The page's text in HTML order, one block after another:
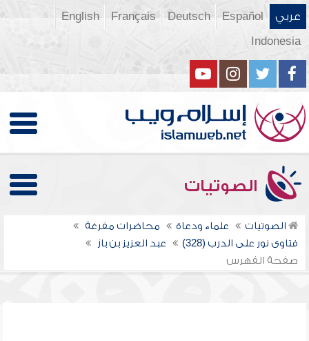
عربي Español
Deutsch
Français
English
Indonesia
الصوتيات
الصوتيات علماء ودعاة
محاضرات مفرغة
فتاوى نور على الدرب (328)
عبد العزيز بن باز
صفحة الفهرس